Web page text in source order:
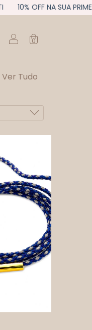
10% OFF NA SUA
0
Ver Tudo